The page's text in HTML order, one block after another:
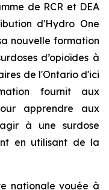
de RCR et DEA
d'Hydro One
nouvelle formation
d’opioïdes à
de l'Ontario d'ici
fournit aux
apprendre aux
à une surdose
en utilisant de la
nationale vouée à